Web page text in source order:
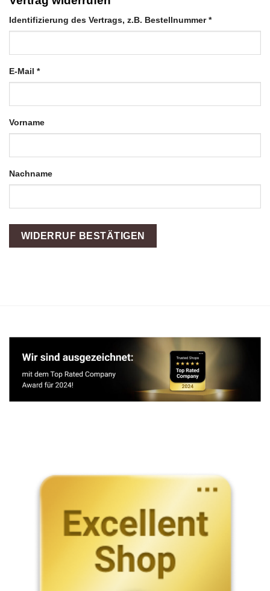
Identifizierung des Vertrags, z.B. Bestellnummer*
E-Mail *
E-
Mail
Vorname
Nachname
WIDERRUF BESTÄTIGEN